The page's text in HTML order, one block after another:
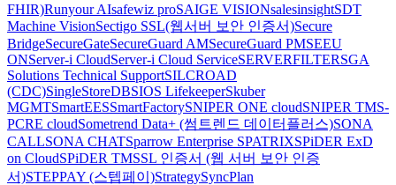
FHIR)Runyour AIsafewiz proSAIGE VISIONsalesinsightSDT
Machine VisionSectigo SSL(웹서버 보안 인증서)Secure
BridgeSecureGateSecureGuard AMSecureGuard PMSEEU
ONServer-i CloudServer-i Cloud ServiceSERVERFILTERSGA
Solutions Technical SupportSILCROAD
(CDC)SingleStoreDBSIOS LifekeeperSkuber
MGMTSmartEESSmartFactorySNIPER ONE cloudSNIPER TMS-
PCRE cloudSometrend Data+ (썸트렌드 데이터플러스)SONA
CALLSONA CHATSparrow Enterprise SPATRIXSPiDER ExD
on CloudSPiDER TMSSL 인증서 (웹 서버 보안 인증
서)STEPPAY (스텝페이)StrategySyncPlan